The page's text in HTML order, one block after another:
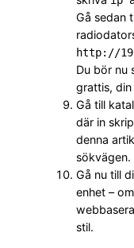
Gå sedan
http://
Du bör nu
grattis,
Gå till
där in
denna
sökvägen.
Gå nu till
enhet –
stil.